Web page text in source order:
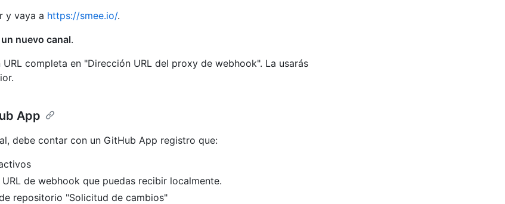
y vaya a https://smee.io/.
nuevo canal.
completa en "Dirección URL del proxy de webhook". La usarás
App
debe contar con un GitHub App registro que:
de webhook que puedas recibir localmente.
repositorio "Solicitud de cambios"